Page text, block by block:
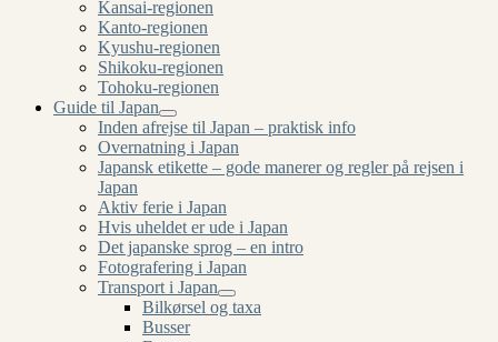
Kansai-regionen
Kanto-regionen
Kyushu-regionen
Shikoku-regionen
Tohoku-regionen
Guide til Japan
Inden afrejse til Japan – praktisk info
Overnatning i Japan
Japansk etikette – gode manerer og regler på rejsen i
Japan
Aktiv ferie i Japan
Hvis uheldet er ude i Japan
Det japanske sprog – en intro
Fotografering i Japan
Transport i Japan
Bilkørsel og taxa
Busser